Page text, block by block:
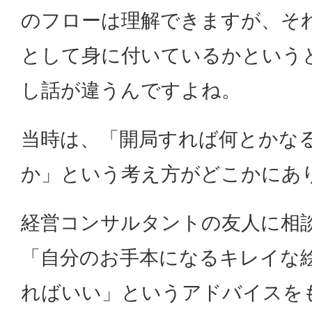
のフローは理解できますが、そ
として身に付いているかという
し話が違うんですよね。
当時は、「開局すれば何とかな
か」という考え方がどこかに
経営コンサルタントの友人に相
「自分のお手本になるキレイな
ればいい」というアドバイスを